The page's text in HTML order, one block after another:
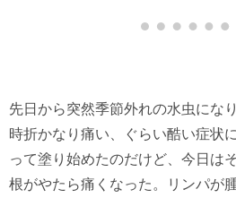
先日から突然季節外れの水虫にな
時折かなり痛い、ぐらい酷い症状
って塗り始めたのだけど、今日は
根がやたら痛くなった。リンパが